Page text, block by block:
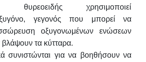
θυρεοειδής χρησιμοποιεί
γεγονός που μπορεί να
οξυγονωμένων ενώσεων
τα κύτταρα.
συνιστώνται για να βοηθήσουν να